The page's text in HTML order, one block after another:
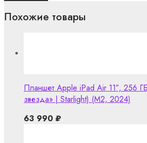
Похожие товары
Планшет Apple iPad Air 11″, 256
звезда» | Starlight) (M2, 2024)
63 990 ₽